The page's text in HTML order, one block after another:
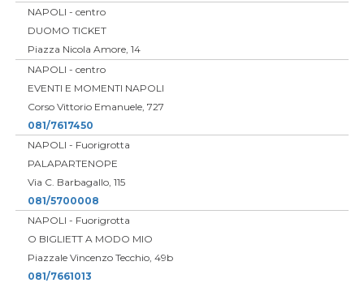
NAPOLI - centro
DUOMO TICKET
Piazza Nicola Amore, 14
NAPOLI - centro
EVENTI E MOMENTI NAPOLI
Corso Vittorio Emanuele, 727
081/7617450
NAPOLI - Fuorigrotta
PALAPARTENOPE
Via C. Barbagallo, 115
081/5700008
NAPOLI - Fuorigrotta
O BIGLIETT A MODO MIO
Piazzale Vincenzo Tecchio, 49b
081/7661013